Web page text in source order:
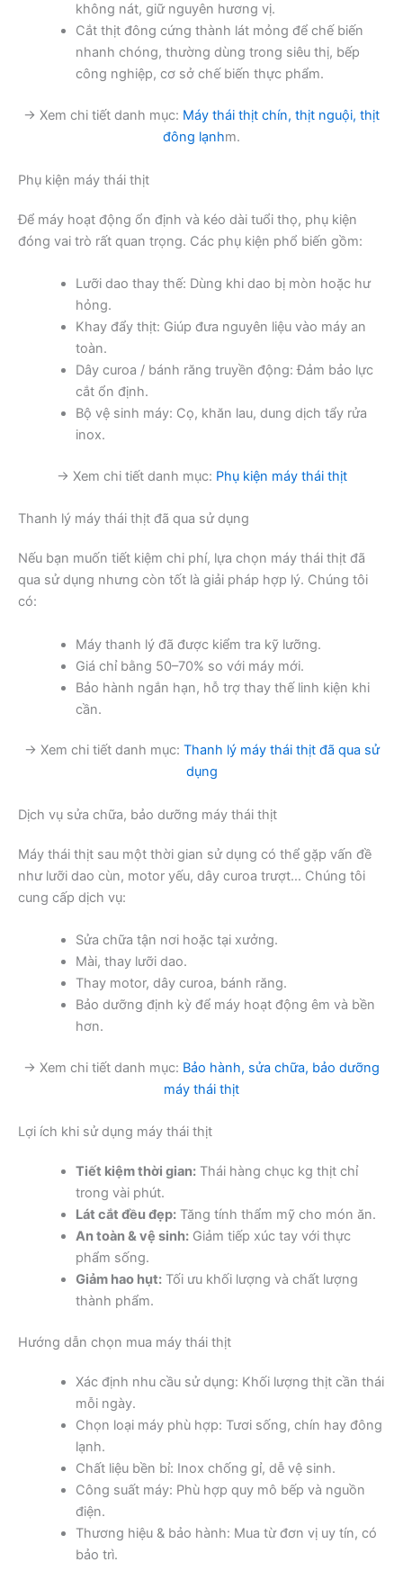
không nát, giữ nguyên hương vị.
Cắt thịt đông cứng thành lát mỏng để chế biến
nhanh chóng, thường dùng trong siêu thị, bếp
công nghiệp, cơ sở chế biến thực phẩm.
→ Xem chi tiết danh mục: Máy thái thịt chín, thịt nguội, thịt
đông lạnhm.
Phụ kiện máy thái thịt
Để máy hoạt động ổn định và kéo dài tuổi thọ, phụ kiện
đóng vai trò rất quan trọng. Các phụ kiện phổ biến gồm:
Lưỡi dao thay thế: Dùng khi dao bị mòn hoặc hư
hỏng.
Khay đẩy thịt: Giúp đưa nguyên liệu vào máy an
toàn.
Dây curoa / bánh răng truyền động: Đảm bảo lực
cắt ổn định.
Bộ vệ sinh máy: Cọ, khăn lau, dung dịch tẩy rửa
inox.
→ Xem chi tiết danh mục: Phụ kiện máy thái thịt
Thanh lý máy thái thịt đã qua sử dụng
Nếu bạn muốn tiết kiệm chi phí, lựa chọn máy thái thịt đã
qua sử dụng nhưng còn tốt là giải pháp hợp lý. Chúng tôi
có:
Máy thanh lý đã được kiểm tra kỹ lưỡng.
Giá chỉ bằng 50–70% so với máy mới.
Bảo hành ngắn hạn, hỗ trợ thay thế linh kiện khi
cần.
→ Xem chi tiết danh mục: Thanh lý máy thái thịt đã qua sử
dụng
Dịch vụ sửa chữa, bảo dưỡng máy thái thịt
Máy thái thịt sau một thời gian sử dụng có thể gặp vấn đề
như lưỡi dao cùn, motor yếu, dây curoa trượt… Chúng tôi
cung cấp dịch vụ:
Sửa chữa tận nơi hoặc tại xưởng.
Mài, thay lưỡi dao.
Thay motor, dây curoa, bánh răng.
Bảo dưỡng định kỳ để máy hoạt động êm và bền
hơn.
→ Xem chi tiết danh mục: Bảo hành, sửa chữa, bảo dưỡng
máy thái thịt
Lợi ích khi sử dụng máy thái thịt
Tiết kiệm thời gian:Thái hàng chục kg thịt chỉ
trong vài phút.
Lát cắt đều đẹp:Tăng tính thẩm mỹ cho món ăn.
An toàn & vệ sinh:Giảm tiếp xúc tay với thực
phẩm sống.
Giảm hao hụt:Tối ưu khối lượng và chất lượng
thành phẩm.
Hướng dẫn chọn mua máy thái thịt
Xác định nhu cầu sử dụng: Khối lượng thịt cần thái
mỗi ngày.
Chọn loại máy phù hợp: Tươi sống, chín hay đông
lạnh.
Chất liệu bền bỉ: Inox chống gỉ, dễ vệ sinh.
Công suất máy: Phù hợp quy mô bếp và nguồn
điện.
Thương hiệu & bảo hành: Mua từ đơn vị uy tín, có
bảo trì.